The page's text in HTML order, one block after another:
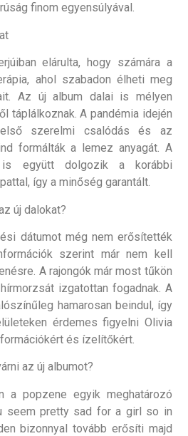
finom egyensúlyával.
elárulta, hogy számára a
ahol szabadon élheti meg
Az új album dalai is mélyen
táplálkoznak. A pandémia idején
szerelmi csalódás és az
formálták a lemez anyagát. A
is együtt dolgozik a korábbi
így a minőség garantált.
új dalokat?
dátumot még nem erősítették
szerint már nem kell
A rajongók már most tűkön
izgatottan fogadnak. A
hamarosan beindul, így
érdemes figyelni Olivia
és ízelítőkért.
az új albumot?
a popzene egyik meghatározó
seem pretty sad for a girl so in
bizonnyal tovább erősíti majd